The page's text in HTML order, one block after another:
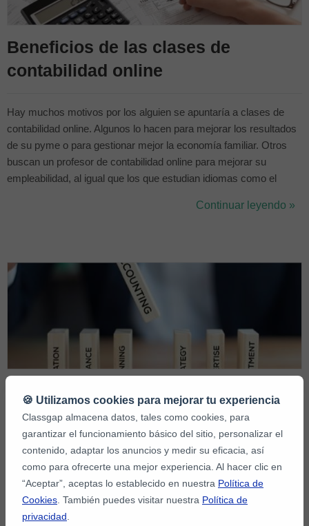
Beneficios de las clases de
contabilidad online
Hay muchos motivos por los alguien se apuntaría a clases de
contabilidad online. Algunos lo hacen para mejorar los resultados
de su pyme o para gestionar mejor la economía familiar. Otros
buscan un profesor de contabilidad online para mejorar su
empleabilidad, al igual que los que estudian idiomas como el
aprender todo lo posible al respecto para dedicar su carrera
Continuar leyendo »
Guía definitiva para aprender
contabilidad online
Al igual que las clases de idiomas como las de portugués (haz el
test online de portugués para saber tu nivel), la contabilidad puede
abrirte muchas puertas laborales. Quizá todo lo que necesitas
para impulsar tu carrera o mejorar tu vida es un buen profesor de
contabilidad online que te ofrezca un cluster clases particulares
🍪 Utilizamos cookies para mejorar tu experiencia
Classgap almacena datos, tales como cookies, para
garantizar el funcionamiento básico del sitio, personalizar el
contenido, adaptar los anuncios y medir su eficacia, así
como para ofrecerte una mejor experiencia. Al hacer clic en
“Aceptar”, aceptas lo establecido en nuestra Política de
Cookies . También puedes visitar nuestra Política de
privacidad